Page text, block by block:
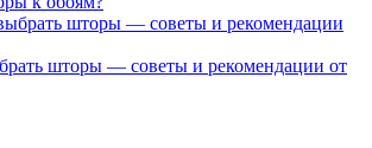
шторы — советы и рекомендации от